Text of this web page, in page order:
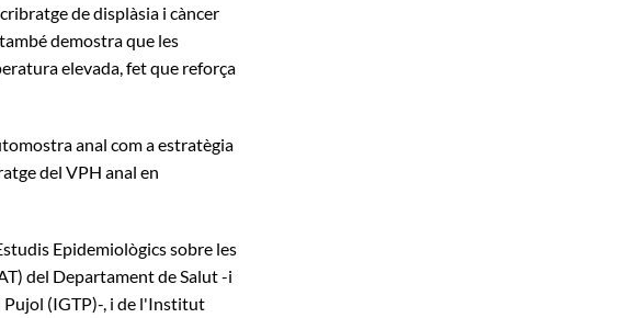
de displàsia i càncer
demostra que les
elevada, fet que reforça
anal com a estratègia
del VPH anal en
Epidemiològics sobre les
del Departament de Salut -i
Pujol (IGTP)-, i de l'Institut